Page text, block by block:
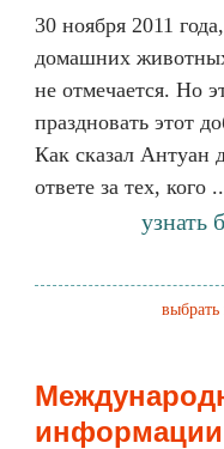
30 ноября 2011
домашних
не отмечается. Но
праздновать этот
Как сказал Антуан
ответе за тех, кого
узнать
информации